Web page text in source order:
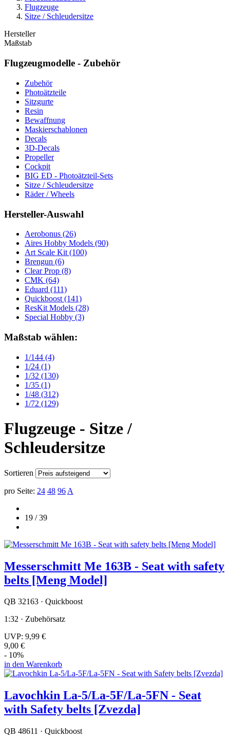
Flugzeuge
Sitze / Schleudersitze
Hersteller
Maßstab
Flugzeugmodelle - Zubehör
Zubehör
Photoätzteile
Sitzgurte
Resin
Bewaffnung
Maskierschablonen
Decals
3D-Decals
Propeller
Cockpit
BIG ED - Photoätzteil-Sets
Sitze / Schleudersitze
Räder / Wheels
Hersteller-Auswahl
Aerobonus (26)
Aires Hobby Models (90)
Art Scale Kit (100)
Brengun (6)
Clear Prop (8)
CMK (64)
Eduard (111)
Quickboost (141)
ResKit Models (28)
Special Hobby (3)
Maßstab wählen:
1/144 (4)
1/24 (1)
1/32 (130)
1/35 (1)
1/48 (312)
1/72 (129)
Flugzeuge - Sitze /
Schleudersitze
Sortieren
pro Seite: 24 48 96 A
19 / 39
Messerschmitt Me 163B - Seat with safety
belts [Meng Model]
QB 32163 · Quickboost
1:32 · Zubehörsatz
UVP: 9,99 €
9,00 €
- 10%
in den Warenkorb
Lavochkin La-5/La-5F/La-5FN - Seat
with Safety belts [Zvezda]
QB 48611 · Quickboost